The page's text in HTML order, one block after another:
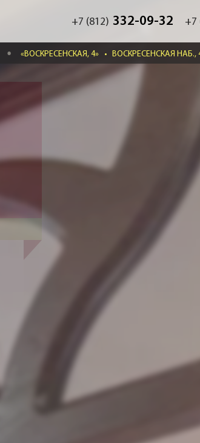
+7 (812) 332-09-32 +7
«ВОСКРЕСЕНСКАЯ, 4» • ВОСКРЕСЕНСКАЯ НАБ.,